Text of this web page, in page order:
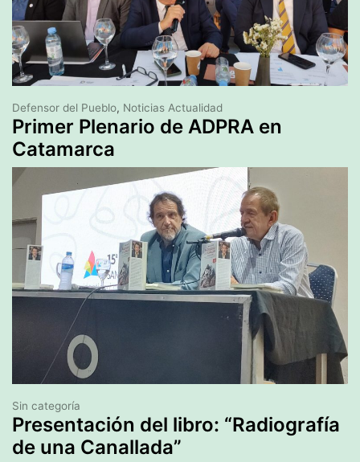
Primer Plenario de ADPRA en
Catamarca
Defensor del Pueblo, Noticias Actualidad
Presentación del libro: “Radiografía
de una Canallada”
Sin categoría